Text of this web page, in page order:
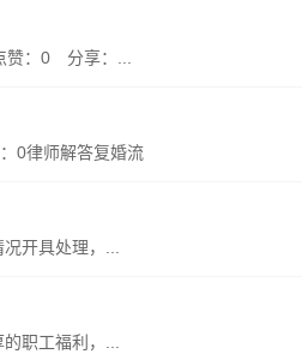
赞：0 分享：...
0律师解答复婚流
开具处理，...
职工福利，...